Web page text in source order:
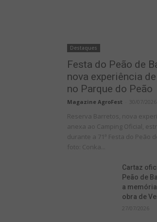
Destaques
Festa do Peão de
nova experiência
no Parque do Peão
Magazine AgroFest 30/07/2026
Reserva Barretos, nova
anexa ao Camping Oficial,
durante a 71ª Festa do Peão
foto: Conka...
Cartaz
Peão de
a
obra de
27/07/2026